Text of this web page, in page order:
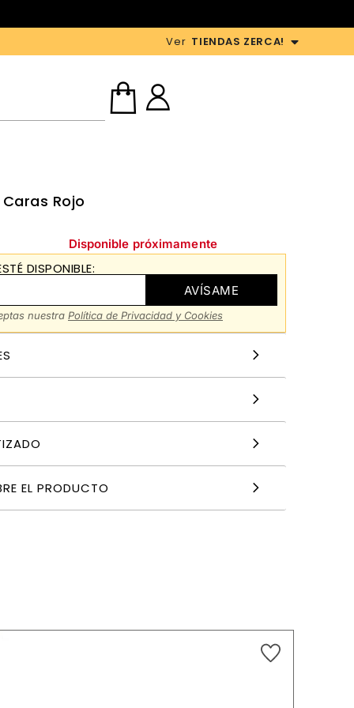
Ver TIENDAS ZERCA!
Rojo
Disponible próximamente
DISPONIBLE:
AVÍSAME
nuestra Política de Privacidad y Cookies
EL PRODUCTO